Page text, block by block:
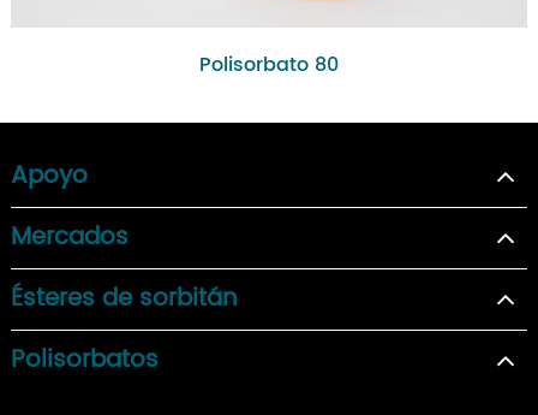
Polisorbato 80
Apoyo
Mercados
Ésteres de sorbitán
Polisorbatos